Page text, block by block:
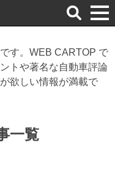
検
索
す。WEB CARTOP で
トや著名な自動車評論
欲しい情報が満載で
一覧